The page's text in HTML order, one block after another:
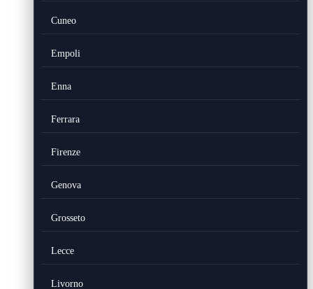
Cuneo
Empoli
Enna
Ferrara
Firenze
Genova
Grosseto
Lecce
Livorno